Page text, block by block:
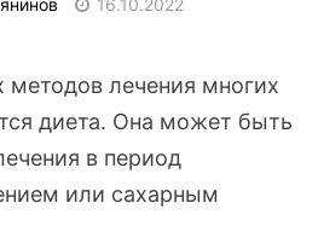
лечения многих
диета. Она может быть
в период
или сахарным